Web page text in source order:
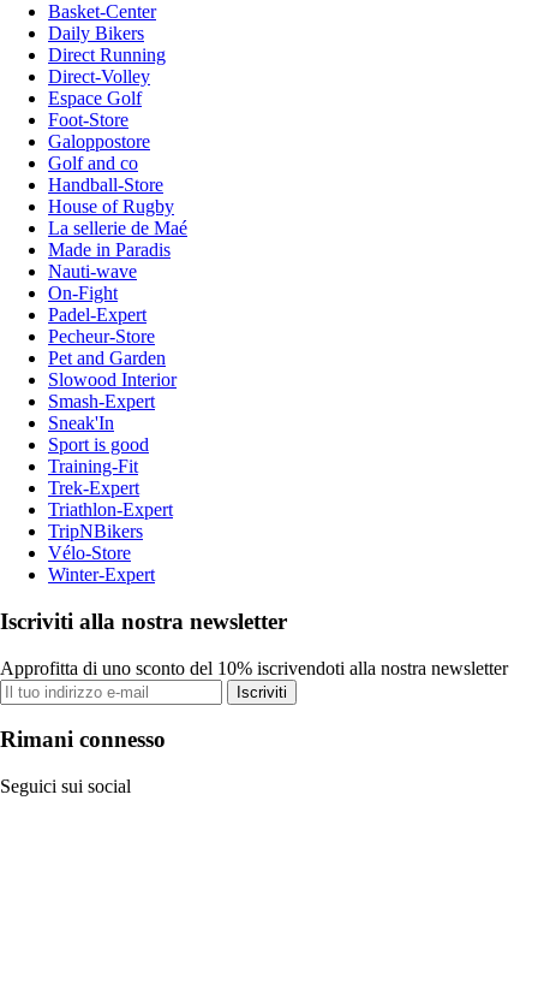
Basket-Center
Daily Bikers
Direct Running
Direct-Volley
Espace Golf
Foot-Store
Galoppostore
Golf and co
Handball-Store
House of Rugby
La sellerie de Maé
Made in Paradis
Nauti-wave
On-Fight
Padel-Expert
Pecheur-Store
Pet and Garden
Slowood Interior
Smash-Expert
Sneak'In
Sport is good
Training-Fit
Trek-Expert
Triathlon-Expert
TripNBikers
Vélo-Store
Winter-Expert
Iscriviti alla nostra newsletter
Approfitta di uno sconto del 10% iscrivendoti alla nostra newsletter
Iscriviti
Rimani connesso
Seguici sui social